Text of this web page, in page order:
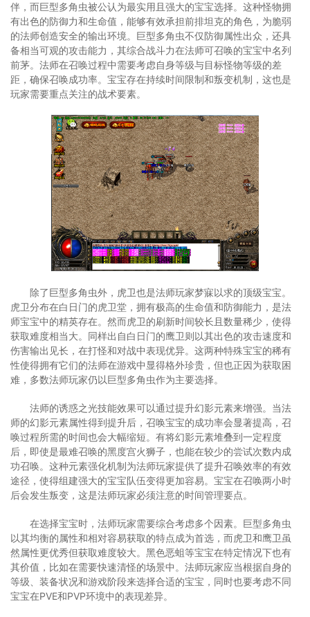
伴，而巨型多角虫被公认为最实用且强大的宝宝选择。这种怪物拥
有出色的防御力和生命值，能够有效承担前排坦克的角色，为脆弱
的法师创造安全的输出环境。巨型多角虫不仅防御属性出众，还具
备相当可观的攻击能力，其综合战斗力在法师可召唤的宝宝中名列
前茅。法师在召唤过程中需要考虑自身等级与目标怪物等级的差
距，确保召唤成功率。宝宝存在持续时间限制和叛变机制，这也是
玩家需要重点关注的战术要素。
除了巨型多角虫外，虎卫也是法师玩家梦寐以求的顶级宝宝。
虎卫分布在白日门的虎卫堂，拥有极高的生命值和防御能力，是法
师宝宝中的精英存在。然而虎卫的刷新时间较长且数量稀少，使得
获取难度相当大。同样出自白日门的鹰卫则以其出色的攻击速度和
伤害输出见长，在打怪和对战中表现优异。这两种特殊宝宝的稀有
性使得拥有它们的法师在游戏中显得格外珍贵，但也正因为获取困
难，多数法师玩家仍以巨型多角虫作为主要选择。
法师的诱惑之光技能效果可以通过提升幻影元素来增强。当法
师的幻影元素属性得到提升后，召唤宝宝的成功率会显著提高，召
唤过程所需的时间也会大幅缩短。有将幻影元素堆叠到一定程度
后，即使是最难召唤的黑度宫火狮子，也能在较少的尝试次数内成
功召唤。这种元素强化机制为法师玩家提供了提升召唤效率的有效
途径，使得组建强大的宝宝队伍变得更加容易。宝宝在召唤两小时
后会发生叛变，这是法师玩家必须注意的时间管理要点。
在选择宝宝时，法师玩家需要综合考虑多个因素。巨型多角虫
以其均衡的属性和相对容易获取的特点成为首选，而虎卫和鹰卫虽
然属性更优秀但获取难度较大。黑色恶蛆等宝宝在特定情况下也有
其价值，比如在需要快速清怪的场景中。法师玩家应当根据自身的
等级、装备状况和游戏阶段来选择合适的宝宝，同时也要考虑不同
宝宝在PVE和PVP环境中的表现差异。